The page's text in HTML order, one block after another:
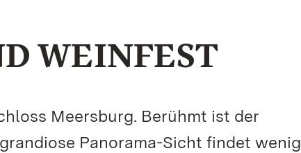
WEINFEST
Meersburg. Berühmt ist der
Panorama-Sicht findet wenig